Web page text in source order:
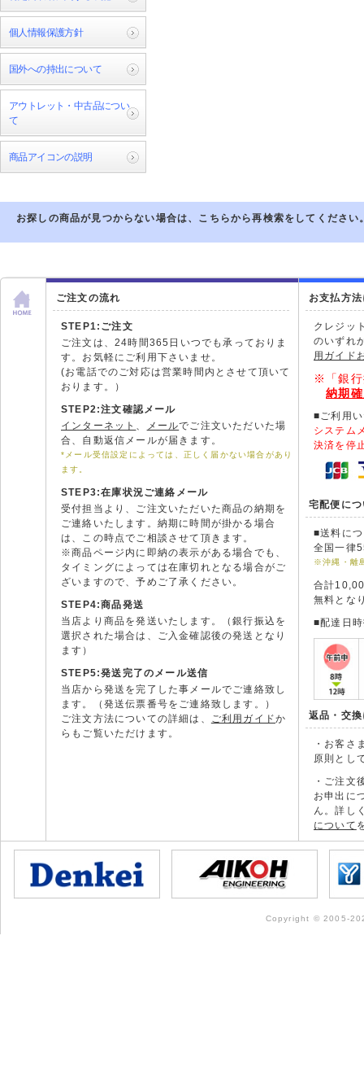
個人情報保護方針
国外への持出について
アウトレット・中古品につい
て
商品アイコンの説明
お探しの商品が見つからない場合は、こちらから再検索をしてください
ご注文の流れ
STEP1:ご注文
ご注文は、24時間365日いつでも承っておりま
す。お気軽にご利用下さいませ。
(お電話でのご対応は営業時間内とさせて頂いて
おります。）
STEP2:注文確認メール
インターネット 、 メールでご注文いただいた場
合、自動返信メールが届きます。
*メール受信設定によっては、正しく届かない場合があり
ます。
STEP3:在庫状況ご連絡メール
受付担当より、ご注文いただいた商品の納期を
ご連絡いたします。納期に時間が掛かる場合
は、この時点でご相談させて頂きます。
※商品ページ内に即納の表示がある場合でも、
タイミングによっては在庫切れとなる場合がご
ざいますので、予めご了承ください。
STEP4:商品発送
当店より商品を発送いたします。（銀行振込を
選択された場合は、ご入金確認後の発送となり
ます）
STEP5:発送完了のメール送信
当店から発送を完了した事メールでご連絡致し
ます。（発送伝票番号をご連絡致します。）
ご注文方法についての詳細は、 ご利用ガイドか
らもご覧いただけます。
お支払方
クレジッ
のいずれ
用ガイド
※「銀行
納期
■ご利用
システム
決済を停
宅配便に
■送料に
全国一律
※沖縄・離
合計
無料とな
■配達日
返品・交
・お客さ
原則とし
・ご注文
お申出に
ん。詳し
について
Copyright © 2005-